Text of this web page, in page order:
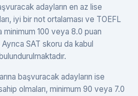
adayların en az lise
iyi bir not ortalaması ve TOEFL
minimum 100 veya 8.0 puan
SAT skoru da kabul
başvuracak adayların ise
olmaları, minimum 90 veya 7.0